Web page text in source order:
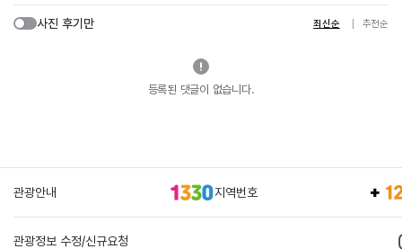
사진 후기만 최신순 추천순
등록된 댓글이 없습니다.
관광안내 지역번호
관광정보 수정/신규요청